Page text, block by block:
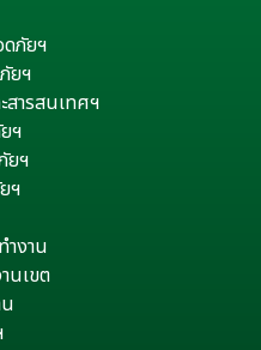
ภัยฯ
ยฯ
ารสนเทศฯ
ฯ
ยฯ
ฯ
ำงาน
นเขต